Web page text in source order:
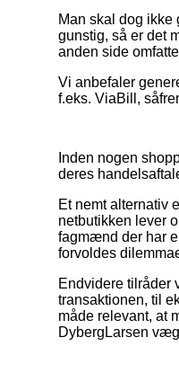
Man skal dog
gunstig, så er det
anden side
Vi anbefaler
f.eks. ViaBill,
Inden nogen
deres
Et nemt alternativ
netbutikken lever
fagmænd der har
forvoldes
Endvidere tilråder
transaktionen, til
måde relevant, at
DybergLarsen